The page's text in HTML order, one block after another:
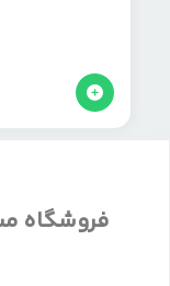
فروشگاه